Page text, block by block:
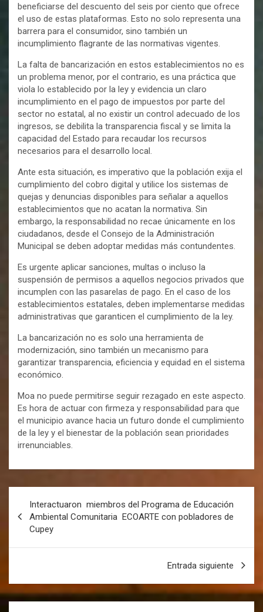
beneficiarse del descuento del seis por ciento que ofrece
el uso de estas plataformas. Esto no solo representa una
barrera para el consumidor, sino también un
incumplimiento flagrante de las normativas vigentes.
La falta de bancarización en estos establecimientos no es
un problema menor, por el contrario, es una práctica que
viola lo establecido por la ley y evidencia un claro
incumplimiento en el pago de impuestos por parte del
sector no estatal, al no existir un control adecuado de los
ingresos, se debilita la transparencia fiscal y se limita la
capacidad del Estado para recaudar los recursos
necesarios para el desarrollo local.
Ante esta situación, es imperativo que la población exija el
cumplimiento del cobro digital y utilice los sistemas de
quejas y denuncias disponibles para señalar a aquellos
establecimientos que no acatan la normativa. Sin
embargo, la responsabilidad no recae únicamente en los
ciudadanos, desde el Consejo de la Administración
Municipal se deben adoptar medidas más contundentes.
Es urgente aplicar sanciones, multas o incluso la
suspensión de permisos a aquellos negocios privados que
incumplen con las pasarelas de pago. En el caso de los
establecimientos estatales, deben implementarse medidas
administrativas que garanticen el cumplimiento de la ley.
La bancarización no es solo una herramienta de
modernización, sino también un mecanismo para
garantizar transparencia, eficiencia y equidad en el sistema
económico.
Moa no puede permitirse seguir rezagado en este aspecto.
Es hora de actuar con firmeza y responsabilidad para que
el municipio avance hacia un futuro donde el cumplimiento
de la ley y el bienestar de la población sean prioridades
irrenunciables.
Interactuaron miembros del Programa de Educación
Ambiental Comunitaria ECOARTE con pobladores de
Cupey
Entrada siguiente